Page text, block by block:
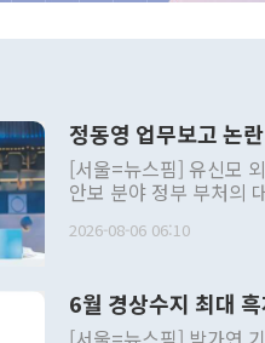
정동영 업무보고 논란
[서울=뉴스핌] 유신모
안보 분야 정부 부처의
발언 중에는 정부 내 조
주의적 희망에 근거한
관의 대북 정책 관련 발
2026-08-06 06:10
6월 경상수지 최대